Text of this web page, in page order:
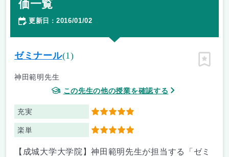
価一覧
更新日 ： 2016/01/02
ゼミナール(1)
神田範明先生
この先生の他の授業を確認する
充実 5
楽単 5
ピン留
【成城大学大学院】神田範明先生が担当する「ゼミ